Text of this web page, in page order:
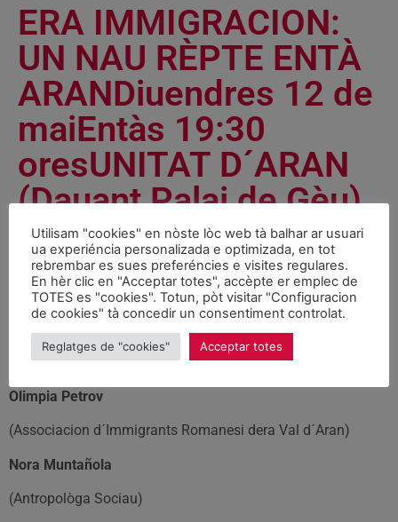
ERA IMMIGRACION:
UN NAU RÈPTE ENTÀ
ARANDiuendres 12 de
maiEntàs 19:30
oresUNITAT D´ARAN
(Dauant Palai de Gèu)
Agenda May 12, 2006
Taula Redona damb:
(Deputat en Parlament de Catalonha deth grop PSC- CpC)
Olimpia Petrov
(Associacion d´Immigrants Romanesi dera Val d´Aran)
Nora Muntañola
(Antropològa Sociau)
Utilisam "cookies" en nòste lòc web tà balhar ar usuari
ua experiéncia personalizada e optimizada, en tot
rebrembar es sues preferéncies e visites regulares.
En hèr clic en "Acceptar totes", accèpte er emplec de
TOTES es "cookies". Totun, pòt visitar "Configuracion
de cookies" tà concedir un consentiment controlat.
Reglatges de "cookies" Acceptar totes